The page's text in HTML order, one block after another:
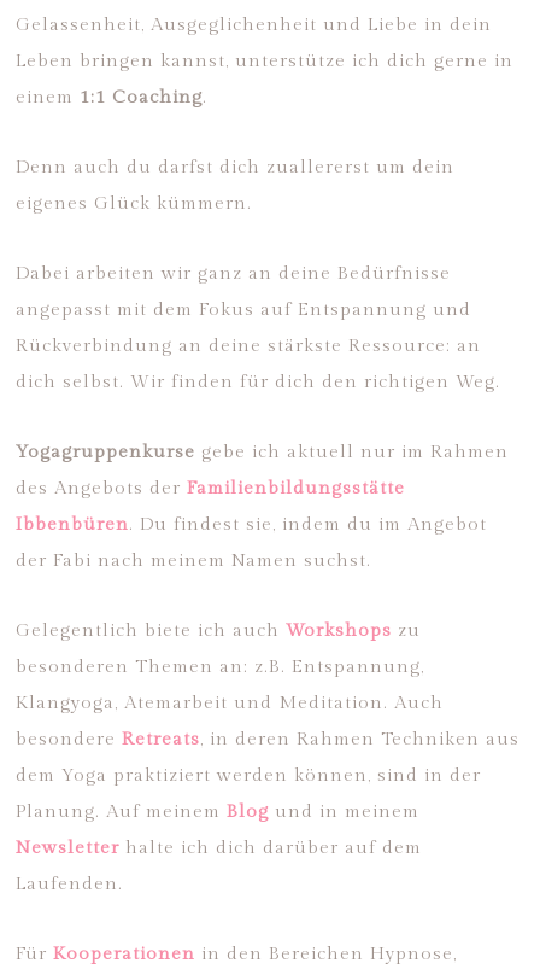
Gelassenheit, Ausgeglichenheit und Liebe in dein
Leben bringen kannst, unterstütze ich dich gerne in
einem 1:1 Coaching.
Denn auch du darfst dich zuallererst um dein
eigenes Glück kümmern.
Dabei arbeiten wir ganz an deine Bedürfnisse
angepasst mit dem Fokus auf Entspannung und
Rückverbindung an deine stärkste Ressource: an
dich selbst. Wir finden für dich den richtigen Weg.
Yogagruppenkurse gebe ich aktuell nur im Rahmen
des Angebots derFamilienbildungsstätte
Ibbenbüren. Du findest sie, indem du im Angebot
der Fabi nach meinem Namen suchst.
Gelegentlich biete ich auchWorkshops zu
besonderen Themen an: z.B. Entspannung,
Klangyoga, Atemarbeit und Meditation. Auch
besondereRetreats, in deren Rahmen Techniken aus
dem Yoga praktiziert werden können, sind in der
Planung. Auf meinemBlog und in meinem
Newsletter halte ich dich darüber auf dem
Laufenden.
FürKooperationen in den Bereichen Hypnose,